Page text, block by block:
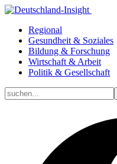
Regional
Gesundheit & Soziales
Bildung & Forschung
Wirtschaft & Arbeit
Politik & Gesellschaft